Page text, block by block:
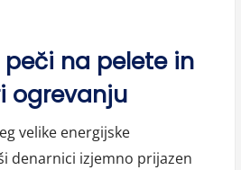
na pelete in
ogrevanju
velike energijske
denarnici izjemno prijazen